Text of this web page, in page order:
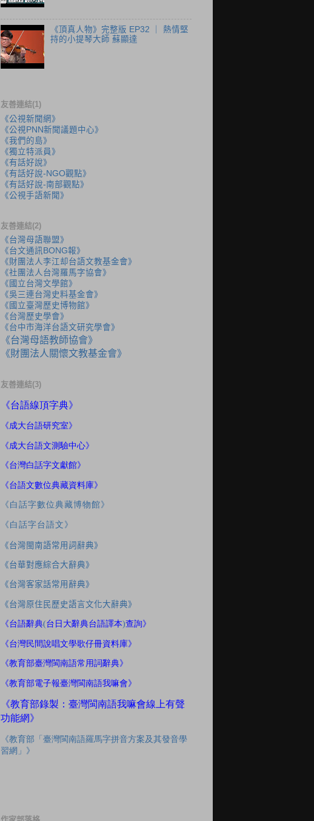
《頂真人物》完整版 EP32 ｜ 熱情堅
持的小提琴大師 蘇顯達
友善連結(1)
《公視新聞網》
《公視PNN新聞議題中心》
《我們的島》
《獨立特派員》
《有話好說》
《有話好說-NGO觀點》
《有話好說-南部觀點》
《公視手語新聞》
友善連結(2)
《台灣母語聯盟》
《台文通訊BONG報》
《財團法人李江却台語文教基金會》
《社團法人台灣羅馬字協會》
《國立台灣文學館》
《吳三連台灣史料基金會》
《國立臺灣歷史博物館》
《台灣歷史學會》
《台中市海洋台語文研究學會》
《台灣母語教師協會》
《財團法人關懷文教基金會》
友善連結(3)
《台語線頂字典》
《成大台語研究室》
《成大台語文測驗中心》
《台灣白話字文獻館》
《台語文數位典藏資料庫》
《白話字數位典藏博物館》
《白話字台語文》
《台灣閩南語常用詞辭典》
《台華對應綜合大辭典》
《台灣客家話常用辭典》
《台灣原住民歷史語言文化大辭典》
《台語辭典(台日大辭典台語譯本)查詢》
《台灣民間說唱文學歌仔冊資料庫》
《教育部臺灣閩南語常用詞辭典》
《教育部電子報臺灣閩南語我嘛會》
《教育部錄製：臺灣閩南語我嘛會線上有聲
功能網》
《教育部「臺灣閩南語羅馬字拼音方案及其發音學
習網」》